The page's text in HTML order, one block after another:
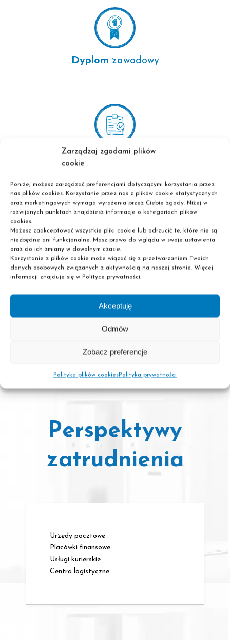
Zarządzaj zgodami plików
cookie
Poniżej możesz zarządzać preferencjami dotyczącymi korzystania przez
nas plików cookies. Korzystanie przez nas z plików cookie statystycznych
oraz marketingowych wymaga wyrażenia przez Ciebie zgody. Niżej w
rozwijanych punktach znajdziesz informacje o kategoriach plików
cookies.
Możesz zaakceptować wszystkie pliki cookie lub odrzucić te, które nie są
niezbędne ani funkcjonalne. Masz prawo do wglądu w swoje ustawienia
oraz do ich zmiany w dowolnym czasie.
Korzystanie z plików cookie może wiązać się z przetwarzaniem Twoich
danych osobowych związanych z aktywnością na naszej stronie. Więcej
informacji znajduje się w Polityce prywatności.
Akceptuję
Odmów
Zobacz preferencje
Polityka plików cookiesPolityka prywatności
Dyplom zawodowy
Certyfikatykwalifikacji
szkoleń
Suplement do dyplomu
potwierdzającego kwalifikacje
zawodowe
Perspektywy
zatrudnienia
Urzędy pocztowe
Placówki finansowe
Usługi kurierskie
Centra logistyczne